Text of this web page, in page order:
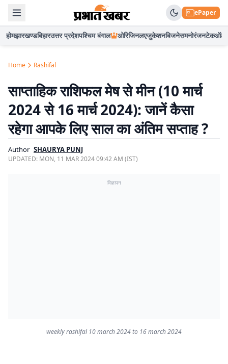
ePaper
होमझारखण्डबिहारउत्तर प्रदेशपश्चिम बंगाल ओरिजिनलएजुकेशनबिजनेसमनोरंजनटेकऑटो
Home Rashifal
साप्ताहिक राशिफल मेष से मीन (10 मार्च
2024 से 16 मार्च 2024): जानें कैसा
रहेगा आपके लिए साल का अंतिम सप्ताह ?
Author SHAURYA PUNJ
UPDATED: MON, 11 MAR 2024 09:42 AM (IST)
विज्ञापन
weekly rashifal 10 march 2024 to 16 march 2024